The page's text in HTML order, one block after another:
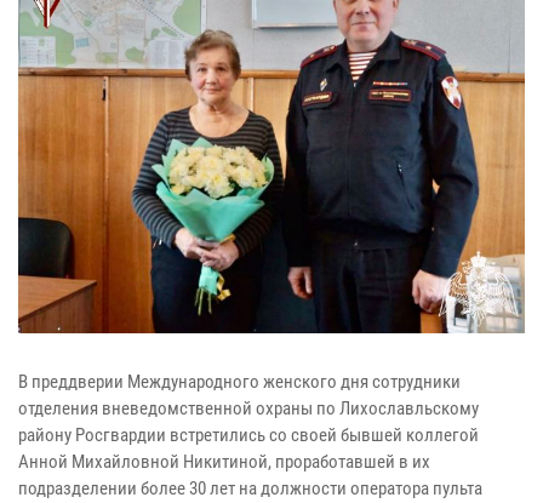
В преддверии Международного женского дня сотрудники
отделения вневедомственной охраны по Лихославльскому
району Росгвардии встретились со своей бывшей коллегой
Анной Михайловной Никитиной, проработавшей в их
подразделении более 30 лет на должности оператора пульта